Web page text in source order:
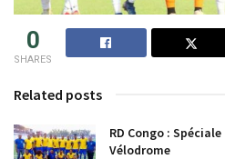
0
SHARES
Related posts
RD Congo :
Vélodrome